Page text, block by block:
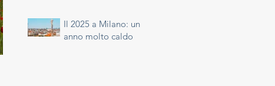
Il 2025 a Milano: un
anno molto caldo